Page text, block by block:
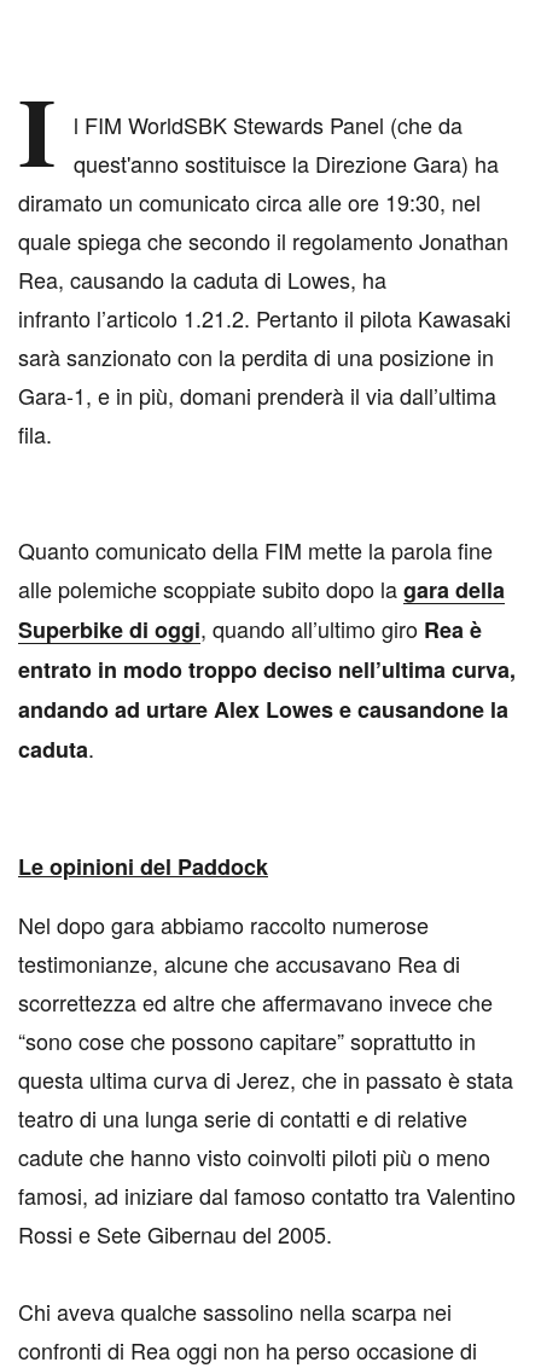
I
l FIM WorldSBK Stewards Panel (che da
quest'anno sostituisce la Direzione Gara) ha
diramato un comunicato circa alle ore 19:30, nel
quale spiega che secondo il regolamento Jonathan
Rea, causando la caduta di Lowes, ha
infranto l’articolo 1.21.2. Pertanto il pilota Kawasaki
sarà sanzionato con la perdita di una posizione in
Gara-1, e in più, domani prenderà il via dall’ultima
fila.
Quanto comunicato della FIM mette la parola fine
alle polemiche scoppiate subito dopo lagara della
Superbike di oggi, quando all’ultimo giro Rea è
entrato in modo troppo deciso nell’ultima curva,
andando ad urtare Alex Lowes e causandone la
caduta.
Le opinioni del Paddock
Nel dopo gara abbiamo raccolto numerose
testimonianze, alcune che accusavano Rea di
scorrettezza ed altre che affermavano invece che
“sono cose che possono capitare” soprattutto in
questa ultima curva di Jerez, che in passato è stata
teatro di una lunga serie di contatti e di relative
cadute che hanno visto coinvolti piloti più o meno
famosi, ad iniziare dal famoso contatto tra Valentino
Rossi e Sete Gibernau del 2005.
Chi aveva qualche sassolino nella scarpa nei
confronti di Rea oggi non ha perso occasione di